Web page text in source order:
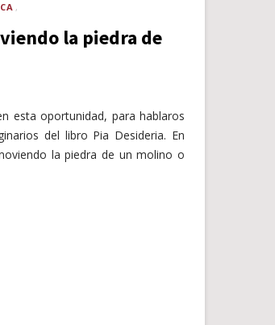
la piedra de
esta oportunidad, para hablaros
del libro Pia Desideria. En
la piedra de un molino o